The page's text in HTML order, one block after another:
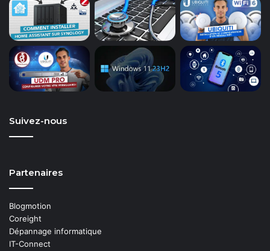
Suivez-nous
Partenaires
Blogmotion
Coreight
Dépannage informatique
IT-Connect